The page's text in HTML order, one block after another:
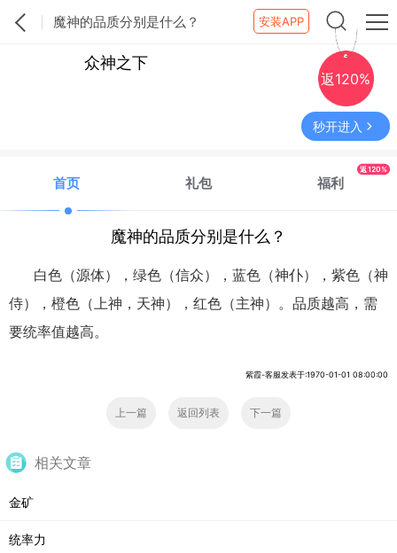
魔神的品质分别是什么？ 安装APP
众神之下
返120%
秒开进入
首页 礼包 福利
返120%
魔神的品质分别是什么？
白色（源体），绿色（信众），蓝色（神仆），紫色（神
侍），橙色（上神，天神），红色（主神）。品质越高，需
要统率值越高。
紫霞-客服发表于:1970-01-01 08:00:00
上一篇 返回列表 下一篇
相关文章
金矿
统率力